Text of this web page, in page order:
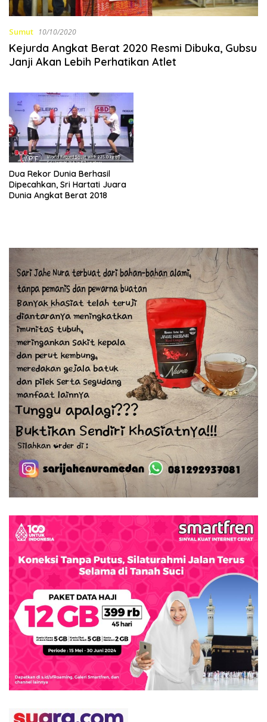
Sumut 10/10/2020
Kejurda Angkat Berat 2020 Resmi Dibuka, Gubsu
Janji Akan Lebih Perhatikan Atlet
Dua Rekor Dunia Berhasil
Dipecahkan, Sri Hartati Juara
Dunia Angkat Berat 2018